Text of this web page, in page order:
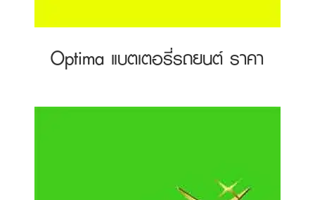
Optima แบตเตอรี่รถยนต์ ราคา